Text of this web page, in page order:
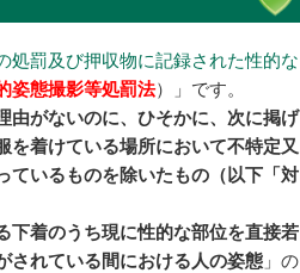
処罰及び押収物に記録された性的な
姿態撮影等処罰法）」です。
由がないのに、ひそかに、次に掲げ
を着けている場所において不特定又
ているものを除いたもの（以下「対
下着のうち現に性的な部位を直接若
されている間における人の姿態 」の